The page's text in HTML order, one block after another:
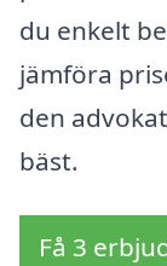
du enkelt
jämföra
den
bäst.
Få 3